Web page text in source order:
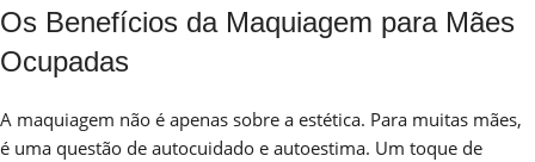
Os Benefícios da Maquiagem para Mães
Ocupadas
A maquiagem não é apenas sobre a estética. Para muitas mães,
é uma questão de autocuidado e autoestima. Um toque de